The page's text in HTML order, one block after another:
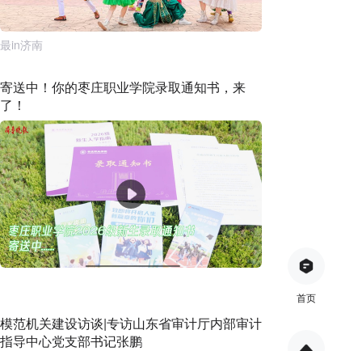
最in济南
寄送中！你的枣庄职业学院录取通知书，来
了！
模范机关建设访谈|专访山东省审计厅内部审计
指导中心党支部书记张鹏
首页